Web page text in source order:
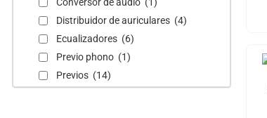
Distribuidor de auriculares (4)
Ecualizadores (6)
Previo phono (1)
Previos (14)